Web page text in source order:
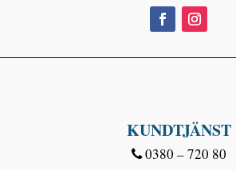
KUNDTJÄNST
0380 – 720 80